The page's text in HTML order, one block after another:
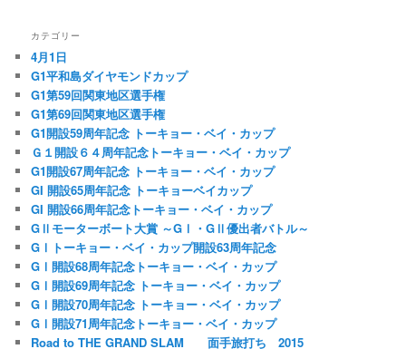
カテゴリー
4月1日
G1平和島ダイヤモンドカップ
G1第59回関東地区選手権
G1第69回関東地区選手権
G1開設59周年記念 トーキョー・ベイ・カップ
Ｇ１開設６４周年記念トーキョー・ベイ・カップ
G1開設67周年記念 トーキョー・ベイ・カップ
GI 開設65周年記念 トーキョーベイカップ
GI 開設66周年記念トーキョー・ベイ・カップ
GⅡモーターボート大賞 ～GⅠ・GⅡ優出者バトル～
GⅠトーキョー・ベイ・カップ開設63周年記念
GⅠ開設68周年記念トーキョー・ベイ・カップ
GⅠ開設69周年記念 トーキョー・ベイ・カップ
GⅠ開設70周年記念 トーキョー・ベイ・カップ
GⅠ開設71周年記念トーキョー・ベイ・カップ
Road to THE GRAND SLAM 面手旅打ち 2015